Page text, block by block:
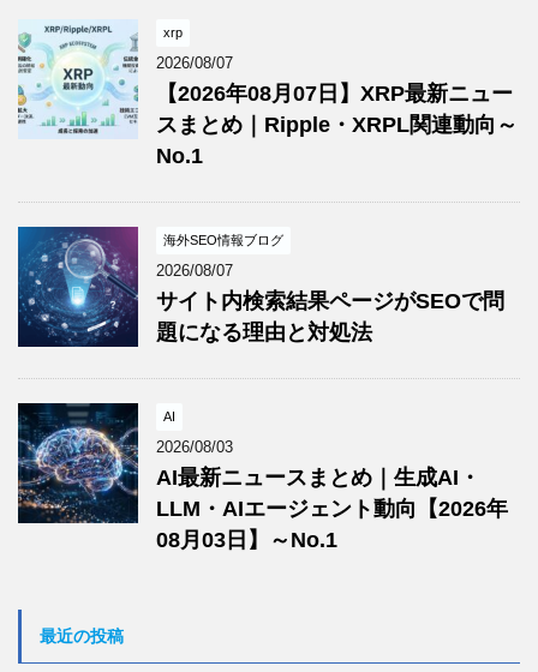
xrp
2026/08/07
【2026年08月07日】XRP最新ニュー
スまとめ｜Ripple・XRPL関連動向～
No.1
海外SEO情報ブログ
2026/08/07
サイト内検索結果ページがSEOで問
題になる理由と対処法
AI
2026/08/03
AI最新ニュースまとめ｜生成AI・
LLM・AIエージェント動向【2026年
08月03日】～No.1
最近の投稿